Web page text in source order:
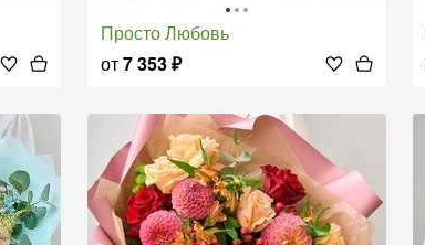
Просто Любовь
от7 353₽